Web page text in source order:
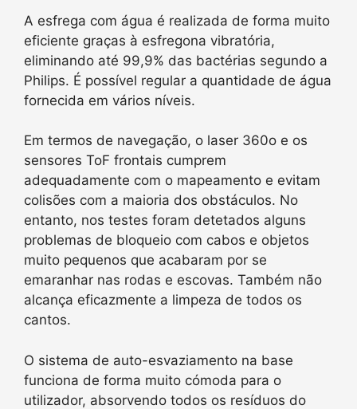
A esfrega com água é realizada de forma muito
eficiente graças à esfregona vibratória,
eliminando até 99,9% das bactérias segundo a
Philips. É possível regular a quantidade de água
fornecida em vários níveis.
Em termos de navegação, o laser 360o e os
sensores ToF frontais cumprem
adequadamente com o mapeamento e evitam
colisões com a maioria dos obstáculos. No
entanto, nos testes foram detetados alguns
problemas de bloqueio com cabos e objetos
muito pequenos que acabaram por se
emaranhar nas rodas e escovas. Também não
alcança eficazmente a limpeza de todos os
cantos.
O sistema de auto-esvaziamento na base
funciona de forma muito cómoda para o
utilizador, absorvendo todos os resíduos do